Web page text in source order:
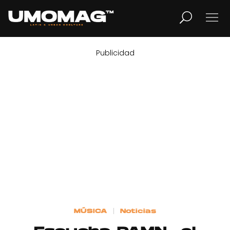
LIFESTYLE
Publicidad
MÚSICA Noticias